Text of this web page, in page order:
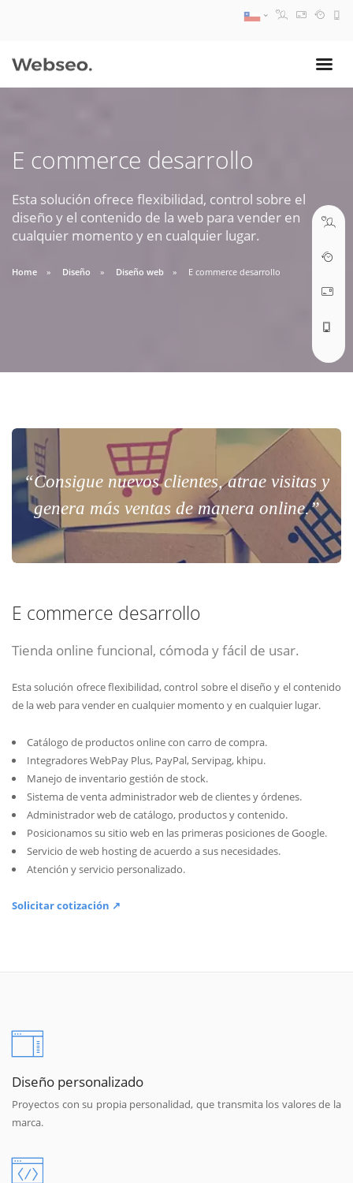
E commerce desarrollo
Esta solución ofrece flexibilidad, control sobre el
diseño y el contenido de la web para vender en
cualquier momento y en cualquier lugar.
Home Diseño Diseño web E commerce desarrollo
“Consigue nuevos clientes, atrae visitas y
genera más ventas de manera online.”
E commerce desarrollo
Tienda online funcional, cómoda y fácil de usar.
Esta solución ofrece flexibilidad, control sobre el diseño y el contenido
de la web para vender en cualquier momento y en cualquier lugar.
Catálogo de productos online con carro de compra.
Integradores WebPay Plus, PayPal, Servipag, khipu.
Manejo de inventario gestión de stock.
Sistema de venta administrador web de clientes y órdenes.
Administrador web de catálogo, productos y contenido.
Posicionamos su sitio web en las primeras posiciones de Google.
Servicio de web hosting de acuerdo a sus necesidades.
Atención y servicio personalizado.
Solicitar cotización ↗
Diseño personalizado
Proyectos con su propia personalidad, que transmita los valores de la
marca.
09:30 AM A 18:30 PM
soporte@webseo.cl
ABRIR TICKET